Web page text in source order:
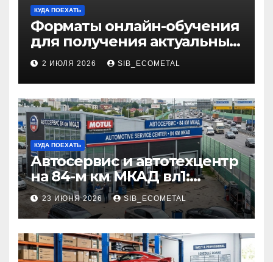
КУДА ПОЕХАТЬ
Форматы онлайн-обучения
для получения актуальных
профессий
2 ИЮЛЯ 2026 SIB_ECOMETAL
КУДА ПОЕХАТЬ
Автосервис и автотехцентр
на 84-м км МКАД вл1:
описание услуг и режим
работы
23 ИЮНЯ 2026 SIB_ECOMETAL